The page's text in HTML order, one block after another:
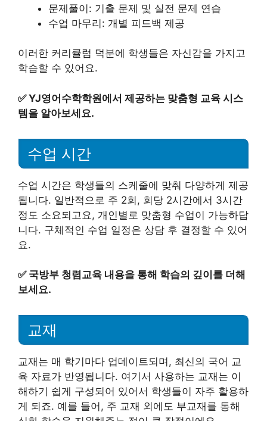
문제풀이: 기출 문제 및 실전 문제 연습
수업 마무리: 개별 피드백 제공
이러한 커리큘럼 덕분에 학생들은 자신감을 가지고
학습할 수 있어요.
✅YJ영어수학학원에서 제공하는 맞춤형 교육 시스
템을 알아보세요.
수업 시간
수업 시간은 학생들의 스케줄에 맞춰 다양하게 제공
됩니다. 일반적으로 주 2회, 회당 2시간에서 3시간
정도 소요되고요, 개인별로 맞춤형 수업이 가능하답
니다. 구체적인 수업 일정은 상담 후 결정할 수 있어
요.
✅ 국방부 청렴교육 내용을 통해 학습의 깊이를 더해
보세요.
교재
교재는 매 학기마다 업데이트되며, 최신의 국어 교
육 자료가 반영됩니다. 여기서 사용하는 교재는 이
해하기 쉽게 구성되어 있어서 학생들이 자주 활용하
게 되죠. 예를 들어, 주 교재 외에도 부교재를 통해